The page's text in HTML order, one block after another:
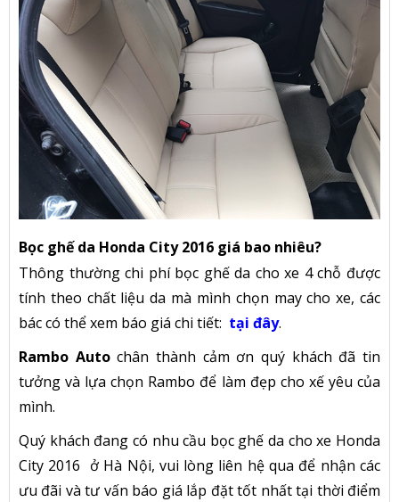
Bọc ghế da Honda City 2016 giá bao nhiêu?
Thông thường chi phí bọc ghế da cho xe 4 chỗ được
tính theo chất liệu da mà mình chọn may cho xe, các
bác có thể xem báo giá chi tiết: tại đây.
Rambo Autochân thành cảm ơn quý khách đã tin
tưởng và lựa chọn Rambo để làm đẹp cho xế yêu của
mình.
Quý khách đang có nhu cầu bọc ghế da cho xe Honda
City 2016 ở Hà Nội, vui lòng liên hệ qua để nhận các
ưu đãi và tư vấn báo giá lắp đặt tốt nhất tại thời điểm